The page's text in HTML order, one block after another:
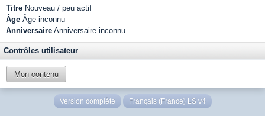
Titre Nouveau / peu actif
Âge Âge inconnu
Anniversaire Anniversaire inconnu
Contrôles utilisateur
Mon contenu
Version complète Français (France) LS v4